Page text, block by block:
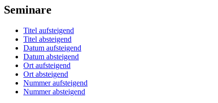
Seminare
Titel aufsteigend
Titel absteigend
Datum aufsteigend
Datum absteigend
Ort aufsteigend
Ort absteigend
Nummer aufsteigend
Nummer absteigend